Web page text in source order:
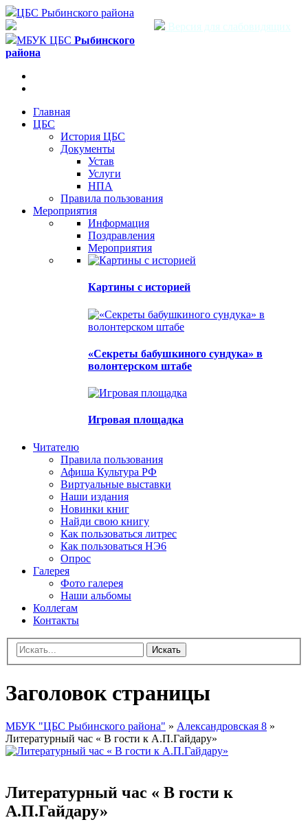
ЦБС Рыбинского района
Версия для слабовидящих
МБУК ЦБС Рыбинского
района
Главная
ЦБС
История ЦБС
Документы
Устав
Услуги
НПА
Правила пользования
Мероприятия
Информация
Поздравления
Мероприятия
Картины с историей
«Секреты бабушкиного сундука» в
волонтерском штабе
Игровая площадка
Читателю
Правила пользования
Афиша Культура РФ
Виртуальные выставки
Наши издания
Новинки книг
Найди свою книгу
Как пользоваться литрес
Как пользоваться НЭ6
Опрос
Галерея
Фото галерея
Наши альбомы
Коллегам
Контакты
Искать
Заголовок страницы
МБУК "ЦБС Рыбинского района" » Александровская 8 »
Литературный час « В гости к А.П.Гайдару»
Литературный час « В гости к
А.П.Гайдару»